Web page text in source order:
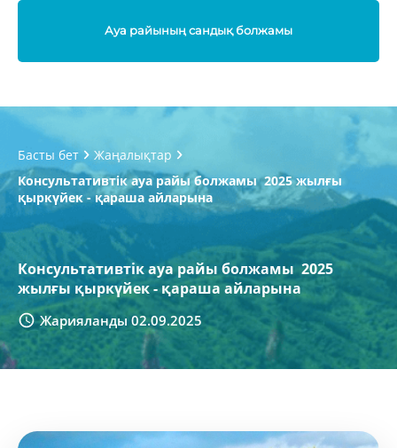
Ауа райының сандық болжамы
Басты бет
Жаңалықтар
Консультативтік ауа райы болжамы 2025 жылғы
қыркүйек - қараша айларына
Консультативтік ауа райы болжамы 2025
жылғы қыркүйек - қараша айларына
Жарияланды 02.09.2025